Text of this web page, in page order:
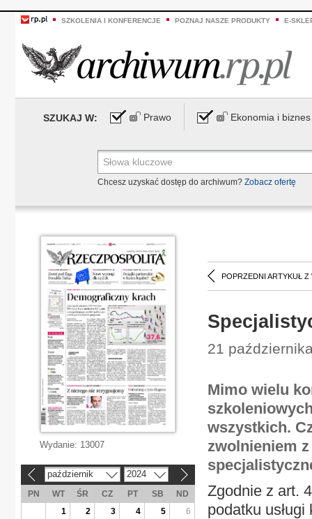
SZKOLENIA I KONFERENCJE POZNAJ NASZE PRODUKTY E-
SZUKAJ W: Prawo Ekonomia i biznes
Chcesz uzyskać dostęp do archiwum? Zobacz ofertę
POPRZEDNI ARTYKUŁ Z
21
Mimo wielu
wszystkich.
zwolnieniem z
Zgodnie z art.
podatku
Wydanie: 13007
październik 2024
PN WT ŚR CZ PT SB
ND
1
2 3 4 5
6